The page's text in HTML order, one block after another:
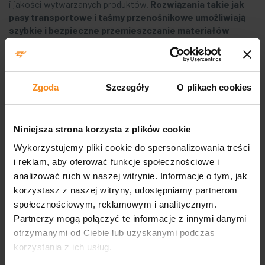
Zgoda Szczegóły O plikach cookies
Niniejsza strona korzysta z plików cookie
Wykorzystujemy pliki cookie do spersonalizowania treści
i reklam, aby oferować funkcje społecznościowe i
analizować ruch w naszej witrynie. Informacje o tym, jak
korzystasz z naszej witryny, udostępniamy partnerom
społecznościowym, reklamowym i analitycznym.
Partnerzy mogą połączyć te informacje z innymi danymi
otrzymanymi od Ciebie lub uzyskanymi podczas
korzystania z ich usług.
i jakości wytwarzanych produktów. Rozwiązania takie jak
pasy transportowe i taśmy przenośnikowe umożliwiają
szybkie i bezpieczne przemieszczanie materiałów
Implementacja oferowanych przez nas technologii, takich jak
systemy automatyzacji, znacząco zwiększa efektywność
operacyjną.
Dzięki integracji z rozwiązaniami, takimi jak
autonomicznie. Ogranicza to potrzebę interwencji ludzkiej,
poprawia tempo produkcji, a także zwiększa bezpieczeństwo
pracy. Eliminuje też potencjalne zagrożenia związane
z transportem manualnym. Ostatecznie, nasze systemy
transportowe przyczyniają się do optymalizacji procesów
logistycznych, co jest bardzo ważne dla sukcesu każdej
nowoczesnej firmy.
Wózki transportowe